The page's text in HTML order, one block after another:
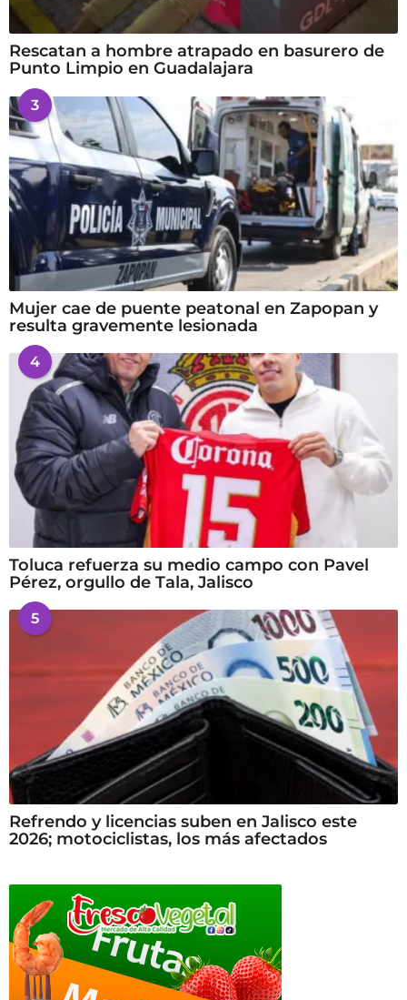
Rescatan a hombre atrapado en basurero de
Punto Limpio en Guadalajara
3
Mujer cae de puente peatonal en Zapopan y
resulta gravemente lesionada
4
Toluca refuerza su medio campo con Pavel
Pérez, orgullo de Tala, Jalisco
5
Refrendo y licencias suben en Jalisco este
2026; motociclistas, los más afectados